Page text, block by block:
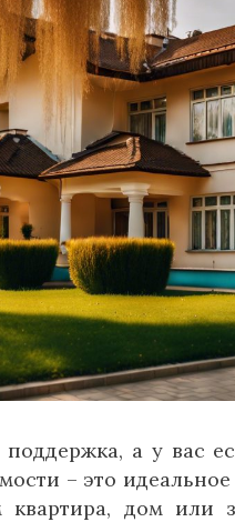
а у вас
– это
квартира, дом или